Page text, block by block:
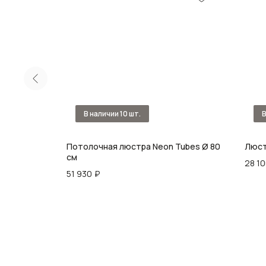
Потолочная люстра Neon Tubes Ø 80
см
51 930 ₽
28